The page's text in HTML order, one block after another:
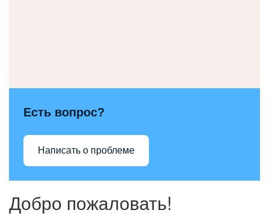
Есть вопрос?
Написать о проблеме
Добро пожаловать!